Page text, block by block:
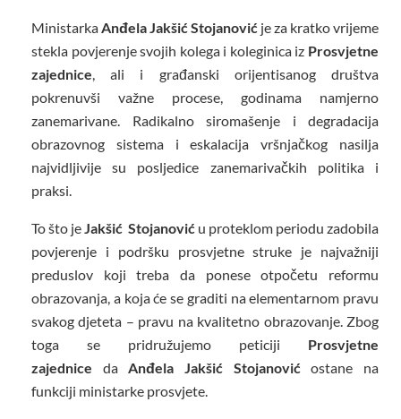
MinistarkaAnđela Jakšić Stojanović je za kratko vrijeme
stekla povjerenje svojih kolega i koleginica iz Prosvjetne
zajednice, ali i građanski orijentisanog društva
pokrenuvši važne procese, godinama namjerno
zanemarivane. Radikalno siromašenje i degradacija
obrazovnog sistema i eskalacija vršnjačkog nasilja
najvidljivije su posljedice zanemarivačkih politika i
praksi.
To što jeJakšić Stojanović u proteklom periodu zadobila
povjerenje i podršku prosvjetne struke je najvažniji
preduslov koji treba da ponese otpočetu reformu
obrazovanja, a koja će se graditi na elementarnom pravu
svakog djeteta – pravu na kvalitetno obrazovanje. Zbog
toga se pridružujemo peticiji Prosvjetne
zajednice daAnđela Jakšić Stojanovićostane na
funkciji ministarke prosvjete.